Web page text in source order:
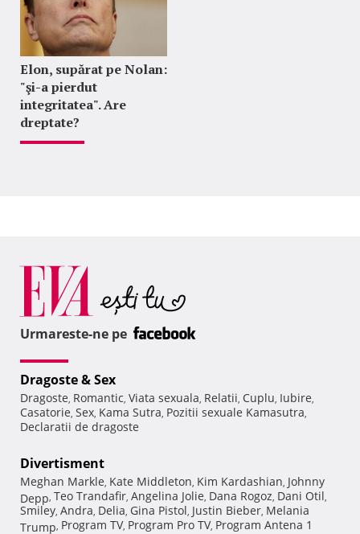
Elon, supărat pe Nolan:
"şi-a pierdut
integritatea". Are
dreptate?
Urmareste-ne pe
Dragoste & Sex
Dragoste, Romantic, Viata sexuala, Relatii, Cuplu, Iubire,
Casatorie, Sex, Kama Sutra, Pozitii sexuale Kamasutra,
Declaratii de dragoste
Divertisment
Meghan Markle, Kate Middleton, Kim Kardashian, Johnny
Depp, Teo Trandafir, Angelina Jolie, Dana Rogoz, Dani Otil,
Smiley, Andra, Delia, Gina Pistol, Justin Bieber, Melania
Trump, Program TV, Program Pro TV, Program Antena 1